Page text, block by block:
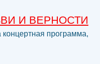
И ВЕРНОСТИ
программа,